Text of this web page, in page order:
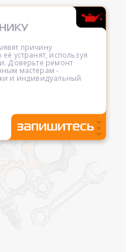
причину
устранят, используя
Доверьте ремонт
мастерам -
и индивидуальный